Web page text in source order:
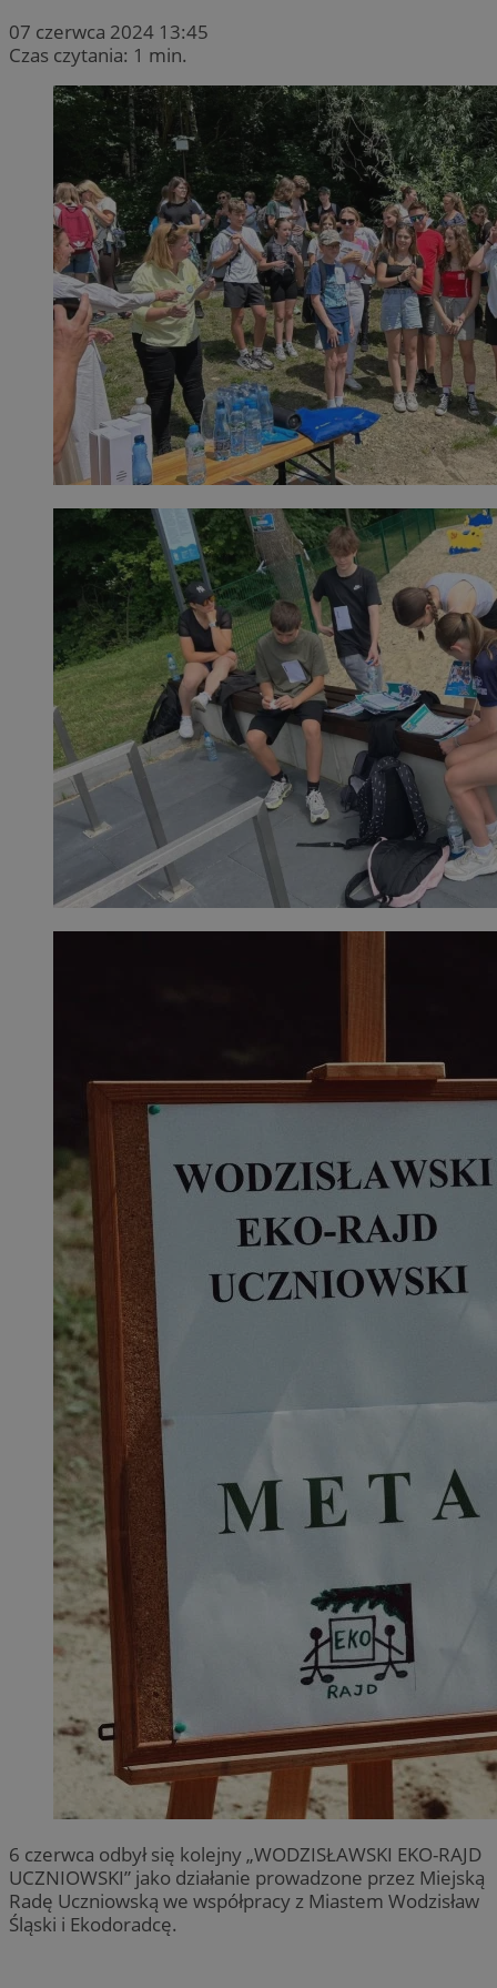
07 czerwca 2024 13:45
Czas czytania: 1 min.
6 czerwca odbył się kolejny „WODZISŁAWSKI EKO-RAJD
UCZNIOWSKI” jako działanie prowadzone przez Miejską
Radę Uczniowską we współpracy z Miastem Wodzisław
Śląski i Ekodoradcę.